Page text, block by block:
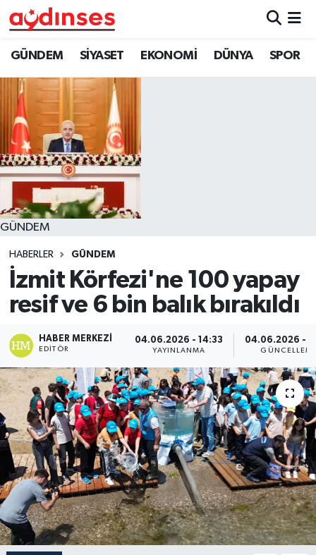
GÜNDEM SİYASET EKONOMİ DÜNYA SPOR
GÜNDEM
HABERLER GÜNDEM
İzmit Körfezi'ne 100 yapay
resif ve 6 bin balık bırakıldı
HABER MERKEZI
EDITÖR
04.06.2026 - 14:33
YAYINLANMA
04.06.2026 -
GÜNDEM
SİYASET
EKONOMİ
DÜNYA
SPOR
MAGAZİN
YAŞAM
Nöbetçi Eczaneler
Hava Durumu
Aydin Namaz Vakitleri
Trafik Durumu
Süper Lig Puan Durumu ve Fikstür
Tüm Manşetler
Son Dakika Haberleri
Haber Arşivi